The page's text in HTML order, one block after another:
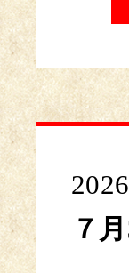
７